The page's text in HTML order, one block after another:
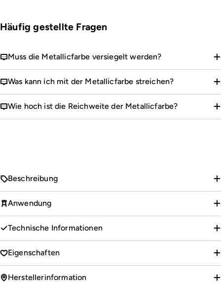
Häufig gestellte Fragen
Muss die Metallicfarbe versiegelt werden?
Was kann ich mit der Metallicfarbe streichen?
Wie hoch ist die Reichweite der Metallicfarbe?
Beschreibung
Anwendung
Technische Informationen
Eigenschaften
Herstellerinformation